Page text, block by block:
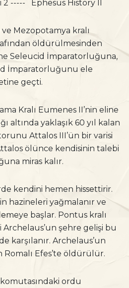
2 ----- Ephesus History II
Mezopotamya kralı
öldürülmesinden
Seleucid İmparatorluğuna,
İmparatorluğunu ele
geçti.
Kralı Eumenes II’nin eline
altında yaklaşık 60 yıl kalan
Attalos III’ün bir varisi
ölünce kendisinin talebi
miras kalır.
kendini hemen hissettirir.
hazineleri yağmalanır ve
başlar. Pontus kralı
Archelaus’un şehre gelişi bu
karşılanır. Archelaus’un
Romalı Efes’te öldürülür.
ordu